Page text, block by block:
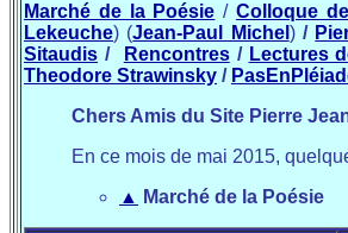
Marché de la Poésie / Colloque
Lekeuche) (Jean-Paul Michel ) /
Sitaudis / Rencontres/ Lectures
Theodore Strawinsky /
Chers Amis du Site Pierre
En ce mois de mai 2015,
▲
Marché de la Poésie